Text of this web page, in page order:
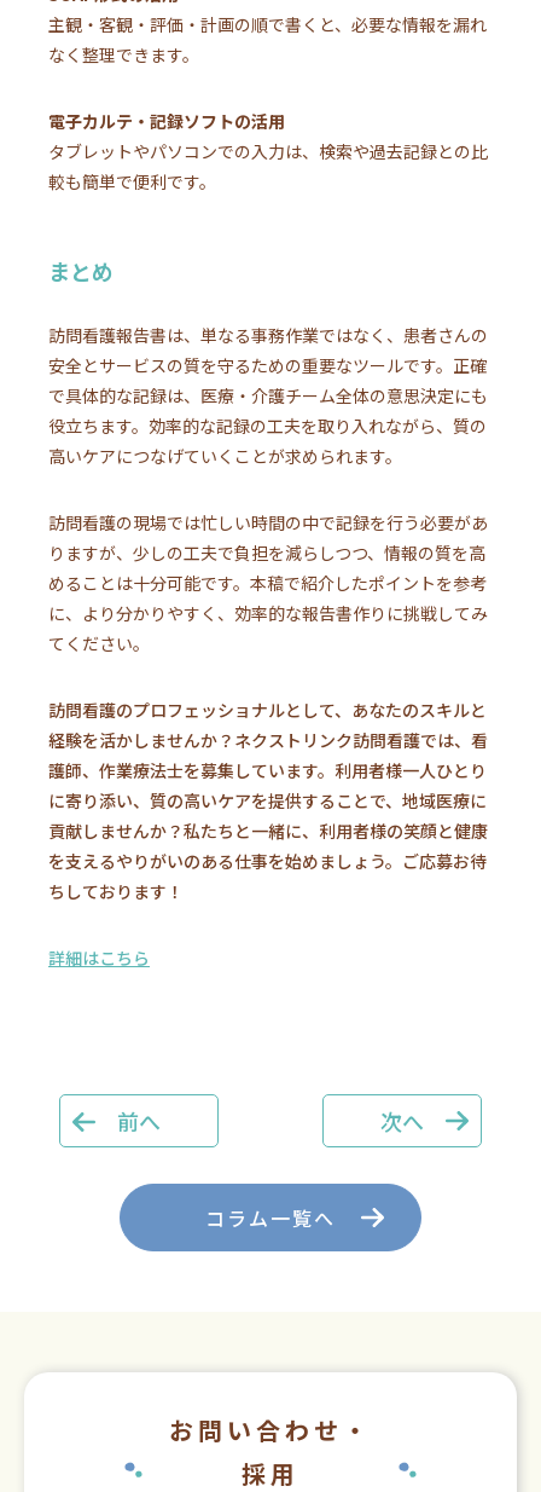
主観・客観・評価・計画の順で書くと、必要な情報を漏れ
なく整理できます。
電子カルテ・記録ソフトの活用
タブレットやパソコンでの入力は、検索や過去記録との比
較も簡単で便利です。
まとめ
訪問看護報告書は、単なる事務作業ではなく、患者さんの
安全とサービスの質を守るための重要なツールです。正確
で具体的な記録は、医療・介護チーム全体の意思決定にも
役立ちます。効率的な記録の工夫を取り入れながら、質の
高いケアにつなげていくことが求められます。
訪問看護の現場では忙しい時間の中で記録を行う必要があ
りますが、少しの工夫で負担を減らしつつ、情報の質を高
めることは十分可能です。本稿で紹介したポイントを参考
に、より分かりやすく、効率的な報告書作りに挑戦してみ
てください。
訪問看護のプロフェッショナルとして、あなたのスキルと
経験を活かしませんか？ネクストリンク訪問看護では、看
護師、作業療法士を募集しています。利用者様一人ひとり
に寄り添い、質の高いケアを提供することで、地域医療に
貢献しませんか？私たちと一緒に、利用者様の笑顔と健康
を支えるやりがいのある仕事を始めましょう。ご応募お待
ちしております！
詳細はこちら
前へ 次へ
コラム一覧へ
お問い合わせ・
採用